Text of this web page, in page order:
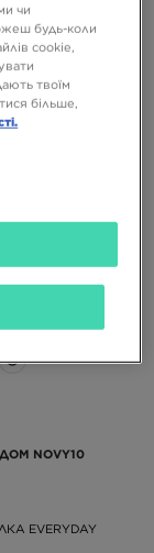
NOVY10
EVERYDAY
NOVY10
EVERYDAY
чи
будь-коли
cookie,
твоїм
більше,